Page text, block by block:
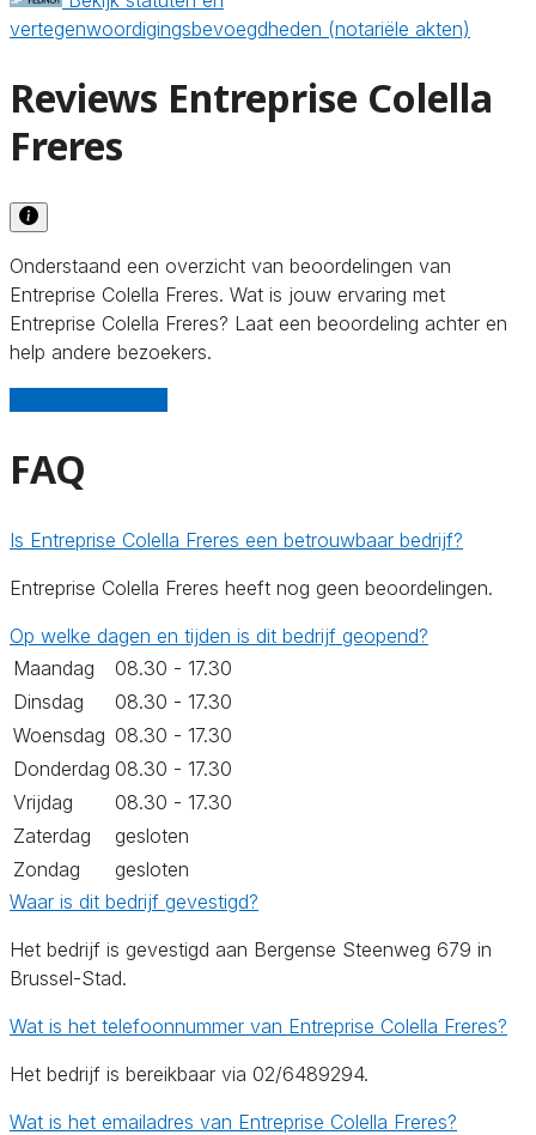
vertegenwoordigingsbevoegdheden (notariële akten)
Reviews Entreprise Colella
Freres
Onderstaand een overzicht van beoordelingen van
Entreprise Colella Freres. Wat is jouw ervaring met
Entreprise Colella Freres? Laat een beoordeling achter en
help andere bezoekers.
FAQ
Is Entreprise Colella Freres een betrouwbaar bedrijf?
Entreprise Colella Freres heeft nog geen beoordelingen.
Op welke dagen en tijden is dit bedrijf geopend?
Maandag
08.30 - 17.30
Dinsdag
08.30 - 17.30
Woensdag 08.30 - 17.30
Donderdag 08.30 - 17.30
Vrijdag
08.30 - 17.30
Zaterdag
gesloten
Zondag
gesloten
Waar is dit bedrijf gevestigd?
Het bedrijf is gevestigd aan Bergense Steenweg 679 in
Brussel-Stad.
Wat is het telefoonnummer van Entreprise Colella Freres?
Het bedrijf is bereikbaar via 02/6489294.
Wat is het emailadres van Entreprise Colella Freres?